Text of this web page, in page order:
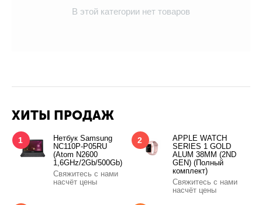
В этой категории нет товаров
ХИТЫ ПРОДАЖ
1
Нетбук Samsung
NC110P-P05RU
(Atom N2600
1,6GHz/2Gb/500Gb)
Свяжитесь с нами
насчёт цены
2
APPLE WATCH
SERIES 1 GOLD
ALUM 38MM (2ND
GEN) (Полный
комплект)
Свяжитесь с нами
насчёт цены